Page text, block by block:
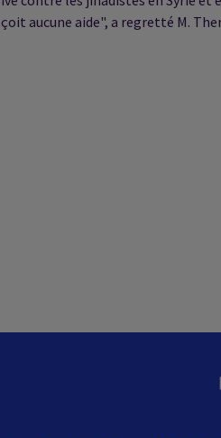
aucune aide", a regretté M.